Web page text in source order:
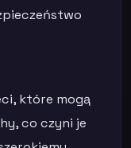
które mogą
co czyni je